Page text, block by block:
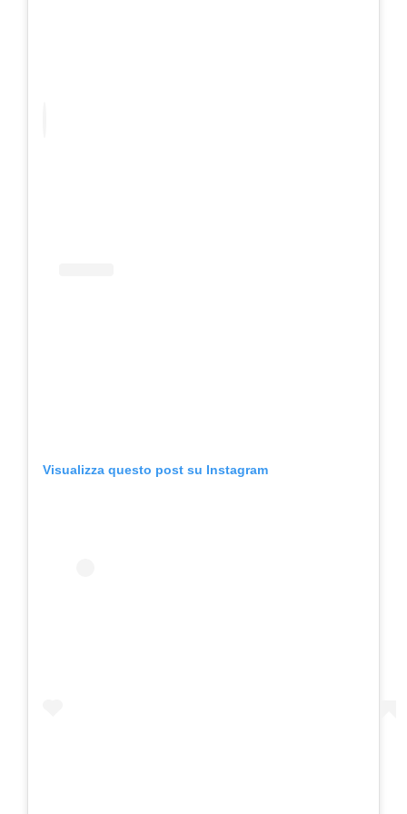
Visualizza questo post su Instagram